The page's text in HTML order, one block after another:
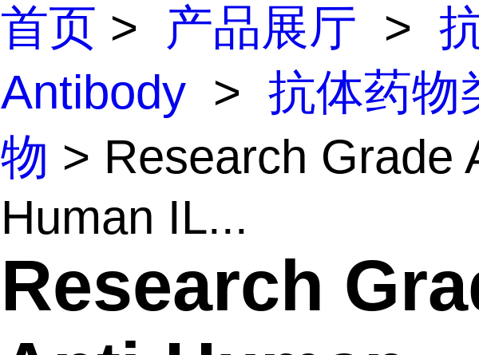
首页 > 产品展厅 >
Antibody > 抗体药物
物 > Research Grade
Human IL...
Research